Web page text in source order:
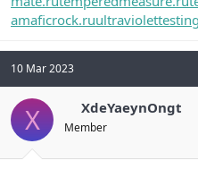
amaficrock.ru
10 Mar 2023
X XdeYaeynOngt
Member